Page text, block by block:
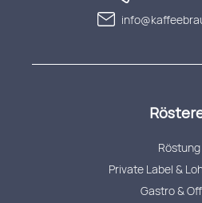
Röstung
Private Label &
Gastro &